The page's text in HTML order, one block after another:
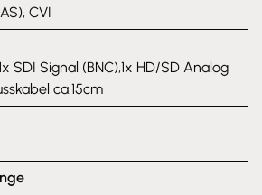
CVI
SDI Signal (BNC),1x HD/SD Analog
ca.15cm